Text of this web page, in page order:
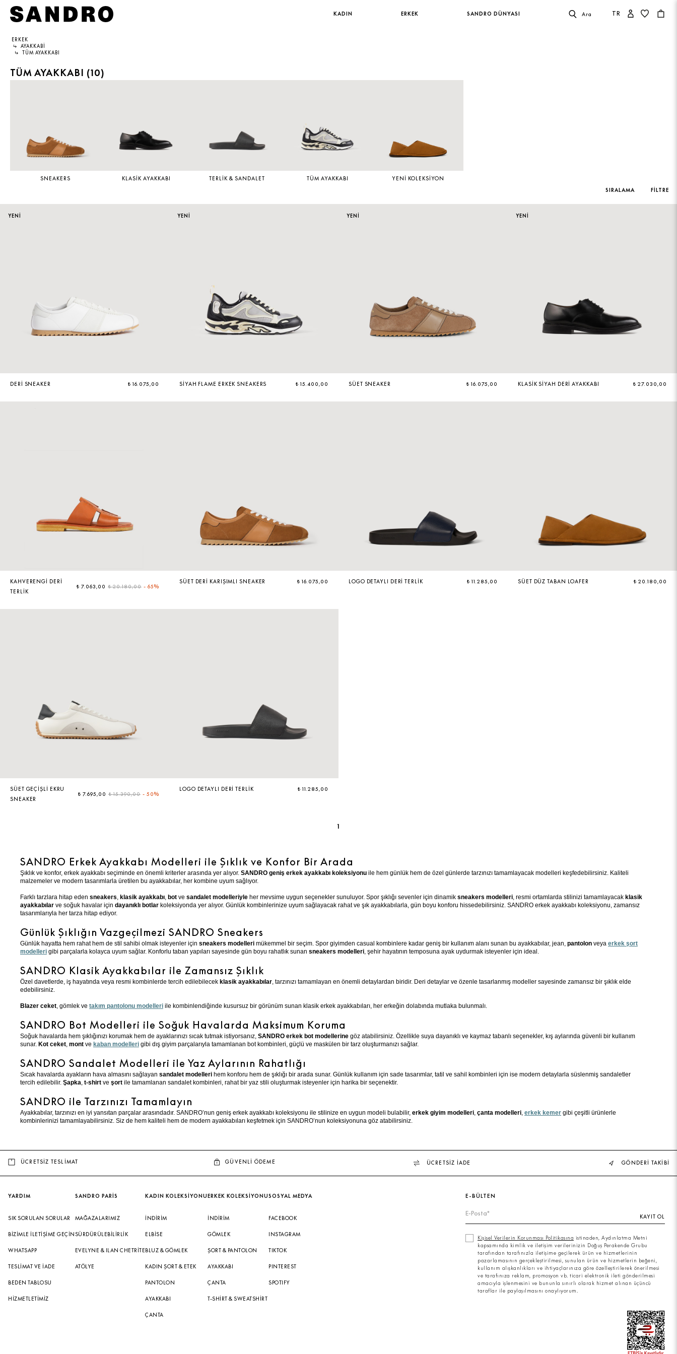
KADIN ERKEK SANDRO DÜNYASI Ara TR
KADIN
YENİ KOLEKSİYON
ERKEK
İNDİRİM
SANDRO DÜNYASI
SANDRO HAKKINDA
TAAHHÜTLERİMİZ
ERKEK
↳
AYAKKABI
↳
TÜM AYAKKABI
TÜM AYAKKABI (10)
SNEAKERS KLASIK AYAKKABI TERLIK & SANDALET TÜM AYAKKABI
YENI KOLEKSIYON
SIRALAMA
FILTRE
YENİ
DERI SNEAKER ₺ 16.075,00
YENİ
SIYAH FLAME ERKEK SNEAKERS ₺ 15.400,00
YENİ
SÜET SNEAKER ₺ 16.075,00
YENİ
KLASIK SIYAH DERI AYAKKABI ₺ 27.030,00
KAHVERENGI DERI
TERLIK
₺ 7.063,00 ₺ 20.180,00 - 65%
SÜET DERI KARIŞIMLI SNEAKER ₺ 16.075,00 LOGO DETAYLI DERI TERLIK ₺ 11.285,00 SÜET DÜZ TABAN LOAFER ₺ 20.180,00
SÜET GEÇIŞLI EKRU
SNEAKER
₺ 7.695,00 ₺ 15.390,00 - 50%
LOGO DETAYLI DERI TERLIK ₺ 11.285,00
1
SANDRO Erkek Ayakkabı Modelleri ile Şıklık ve Konfor Bir Arada
Şıklık ve konfor, erkek ayakkabı seçiminde en önemli kriterler arasında yer alıyor. SANDRO geniş erkek ayakkabı koleksiyonu ile hem günlük hem de özel günlerde tarzınızı tamamlayacak modelleri keşfedebilirsiniz. Kaliteli
malzemeler ve modern tasarımlarla üretilen bu ayakkabılar, her kombine uyum sağlıyor.
Farklı tarzlara hitap eden sneakers, klasik ayakkabı, bot ve sandalet modelleriyle her mevsime uygun seçenekler sunuluyor. Spor şıklığı sevenler için dinamik sneakers modelleri, resmi ortamlarda stilinizi tamamlayacak klasik
ayakkabılar ve soğuk havalar için dayanıklı botlar koleksiyonda yer alıyor. Günlük kombinlerinize uyum sağlayacak rahat ve şık ayakkabılarla, gün boyu konforu hissedebilirsiniz. SANDRO erkek ayakkabı koleksiyonu, zamansız
tasarımlarıyla her tarza hitap ediyor.
Günlük Şıklığın Vazgeçilmezi SANDRO Sneakers
Günlük hayatta hem rahat hem de stil sahibi olmak isteyenler için sneakers modelleri mükemmel bir seçim. Spor giyimden casual kombinlere kadar geniş bir kullanım alanı sunan bu ayakkabılar, jean, pantolon veya erkek şort
modelleri gibi parçalarla kolayca uyum sağlar. Konforlu taban yapıları sayesinde gün boyu rahatlık sunan sneakers modelleri, şehir hayatının temposuna ayak uydurmak isteyenler için ideal.
SANDRO Klasik Ayakkabılar ile Zamansız Şıklık
Özel davetlerde, iş hayatında veya resmi kombinlerde tercih edilebilecek klasik ayakkabılar, tarzınızı tamamlayan en önemli detaylardan biridir. Deri detaylar ve özenle tasarlanmış modeller sayesinde zamansız bir şıklık elde
edebilirsiniz.
Blazer ceket, gömlek ve takım pantolonu modelleri ile kombinlendiğinde kusursuz bir görünüm sunan klasik erkek ayakkabıları, her erkeğin dolabında mutlaka bulunmalı.
SANDRO Bot Modelleri ile Soğuk Havalarda Maksimum Koruma
Soğuk havalarda hem şıklığınızı korumak hem de ayaklarınızı sıcak tutmak istiyorsanız, SANDRO erkek bot modellerine göz atabilirsiniz. Özellikle suya dayanıklı ve kaymaz tabanlı seçenekler, kış aylarında güvenli bir kullanım
sunar. Kot ceket, mont ve kaban modelleri gibi dış giyim parçalarıyla tamamlanan bot kombinleri, güçlü ve maskülen bir tarz oluşturmanızı sağlar.
SANDRO Sandalet Modelleri ile Yaz Aylarının Rahatlığı
Sıcak havalarda ayakların hava almasını sağlayan sandalet modelleri hem konforu hem de şıklığı bir arada sunar. Günlük kullanım için sade tasarımlar, tatil ve sahil kombinleri için ise modern detaylarla süslenmiş sandaletler
tercih edilebilir. Şapka, t-shirt ve şort ile tamamlanan sandalet kombinleri, rahat bir yaz stili oluşturmak isteyenler için harika bir seçenektir.
SANDRO ile Tarzınızı Tamamlayın
Ayakkabılar, tarzınızı en iyi yansıtan parçalar arasındadır. SANDRO’nun geniş erkek ayakkabı koleksiyonu ile stilinize en uygun modeli bulabilir, erkek giyim modelleri, çanta modelleri, erkek kemer gibi çeşitli ürünlerle
kombinlerinizi tamamlayabilirsiniz. Siz de hem kaliteli hem de modern ayakkabıları keşfetmek için SANDRO’nun koleksiyonuna göz atabilirsiniz.
ÜCRETSİZ TESLİMAT GÜVENLİ ÖDEME ÜCRETSİZ İADE GÖNDERİ TAKİBİ
E-BÜLTEN
KAYIT OL
Kişisel Verilerin Korunması Politikasına istinaden, Aydınlatma Metni
kapsamında kimlik ve iletişim verilerinizin Doğuş Perakende Grubu
tarafından tarafınızla iletişime geçilerek ürün ve hizmetlerinin
pazarlamasının gerçekleştirilmesi, sunulan ürün ve hizmetlerin beğeni,
kullanım alışkanlıkları ve ihtiyaçlarınıza göre özelleştirilerek önerilmesi
ve tarafınıza reklam, promosyon vb. ticari elektronik ileti gönderilmesi
amacıyla işlenmesini ve bununla sınırlı olarak hizmet alınan üçüncü
taraflar ile paylaşılmasını onaylıyorum.
YARDIM
SIK SORULAN SORULAR
BIZIMLE İLETIŞIME GEÇIN
WHATSAPP
TESLIMAT VE İADE
BEDEN TABLOSU
HIZMETLETIMIZ
SANDRO PARİS
MAĞAZALARIMIZ
SÜRDÜRÜLEBILIRLIK
EVELYNE & ILAN CHETRITE
ATÖLYE
KADIN KOLEKSİYONU
İNDIRIM
ELBISE
BLUZ & GÖMLEK
KADIN ŞORT & ETEK
PANTOLON
AYAKKABI
ÇANTA
ERKEK KOLEKSİYONU
İNDIRIM
GÖMLEK
ŞORT & PANTOLON
AYAKKABI
ÇANTA
T-SHIRT & SWEATSHIRT
SOSYAL MEDYA
FACEBOOK
INSTAGRAM
TIKTOK
PINTEREST
SPOTIFY